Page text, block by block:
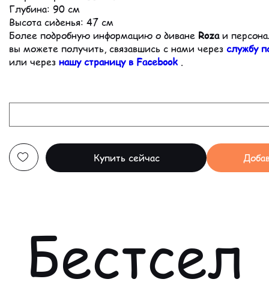
Глубина: 90 см
Высота сиденья: 47 см
Более подробную информацию о диване Rozaи
вы можете получить, связавшись с нами через службу
или через нашу страницу в Facebook .
Купить сейчас
Бестсел